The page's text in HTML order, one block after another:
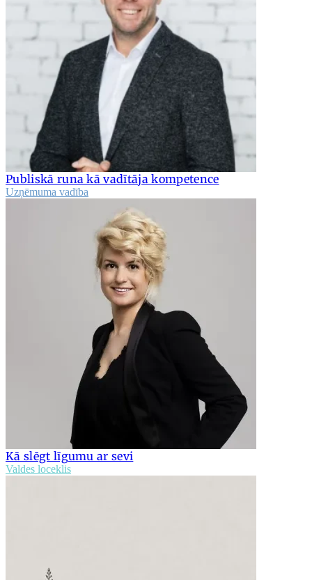
Publiskā runa kā vadītāja kompetence
Uzņēmuma vadība
Kā slēgt līgumu ar sevi
Valdes loceklis